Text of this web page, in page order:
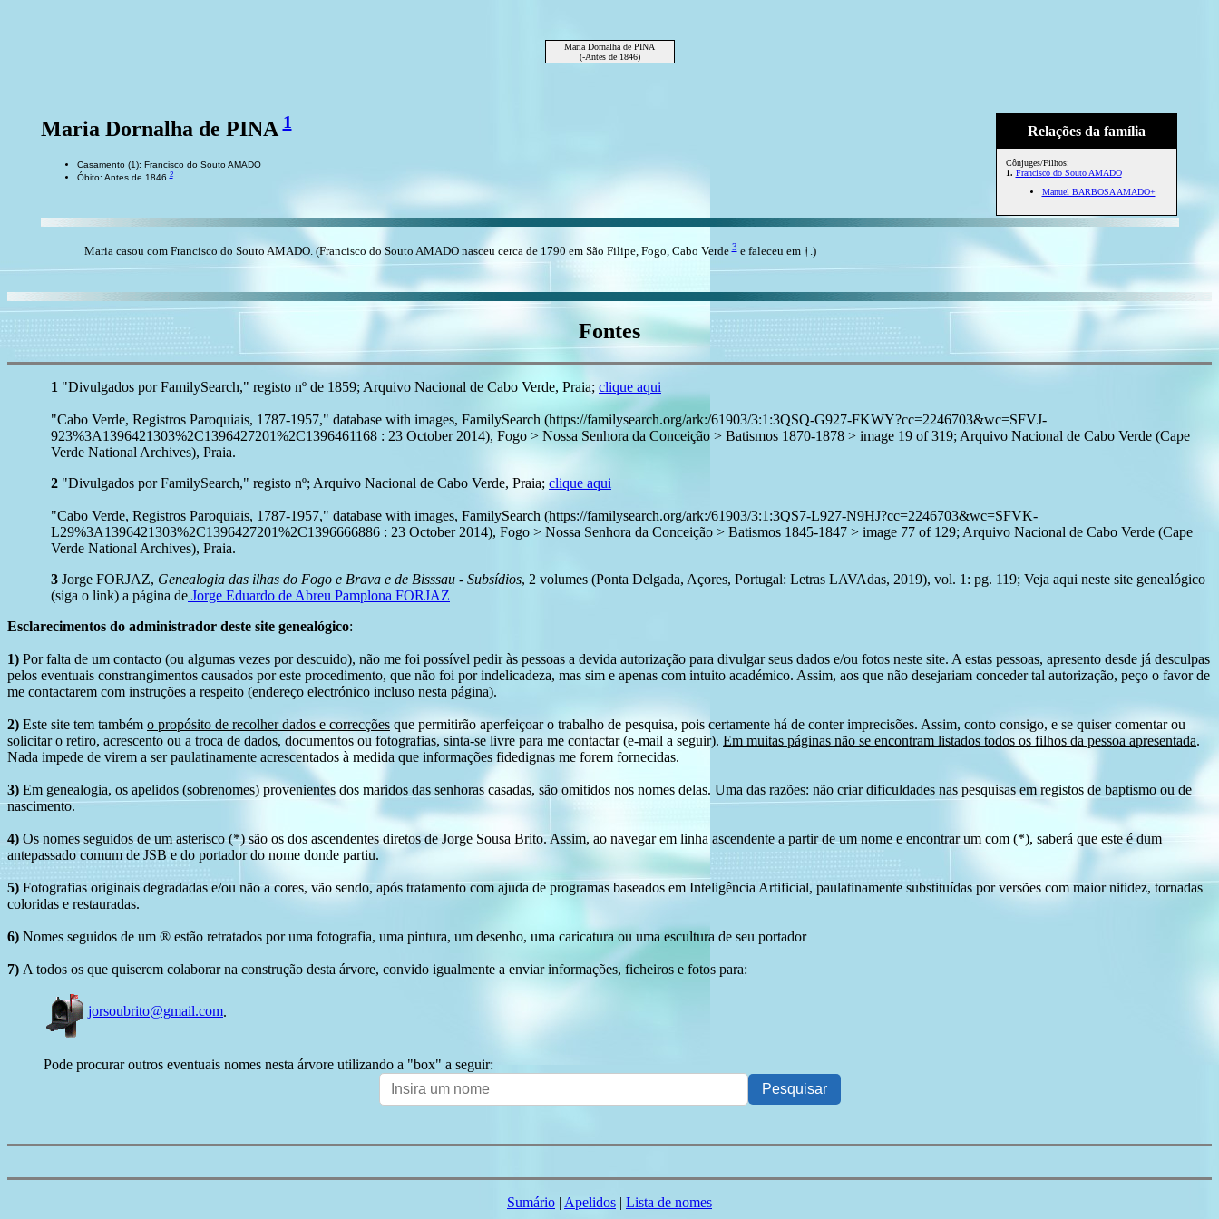
Maria Dornalha de PINA
(-Antes de 1846)
Relações da família
Cônjuges/Filhos:
1. Francisco do Souto AMADO
Manuel BARBOSA AMADO+
Maria Dornalha de PINA1
Casamento (1): Francisco do Souto AMADO
Óbito: Antes de 18462
Maria casou com Francisco do Souto AMADO. (Francisco do Souto AMADO nasceu cerca de 1790 em São Filipe, Fogo, Cabo Verde3e faleceu em †.)
Fontes
1 "Divulgados por FamilySearch," registo nº de 1859; Arquivo Nacional de Cabo Verde, Praia; clique aqui
"Cabo Verde, Registros Paroquiais, 1787-1957," database with images, FamilySearch (https://familysearch.org/ark:/61903/3:1:3QSQ-G927-FKWY?cc=2246703&wc=SFVJ-
923%3A1396421303%2C1396427201%2C1396461168 : 23 October 2014), Fogo > Nossa Senhora da Conceição > Batismos 1870-1878 > image 19 of 319; Arquivo Nacional de Cabo Verde (Cape
Verde National Archives), Praia.
2 "Divulgados por FamilySearch," registo nº; Arquivo Nacional de Cabo Verde, Praia; clique aqui
"Cabo Verde, Registros Paroquiais, 1787-1957," database with images, FamilySearch (https://familysearch.org/ark:/61903/3:1:3QS7-L927-N9HJ?cc=2246703&wc=SFVK-
L29%3A1396421303%2C1396427201%2C1396666886 : 23 October 2014), Fogo > Nossa Senhora da Conceição > Batismos 1845-1847 > image 77 of 129; Arquivo Nacional de Cabo Verde (Cape
Verde National Archives), Praia.
3 Jorge FORJAZ, Genealogia das ilhas do Fogo e Brava e de Bisssau - Subsídios, 2 volumes (Ponta Delgada, Açores, Portugal: Letras LAVAdas, 2019), vol. 1: pg. 119; Veja aqui neste site genealógico
(siga o link) a página de Jorge Eduardo de Abreu Pamplona FORJAZ
Esclarecimentos do administrador deste site genealógico:
1) Por falta de um contacto (ou algumas vezes por descuido), não me foi possível pedir às pessoas a devida autorização para divulgar seus dados e/ou fotos neste site. A estas pessoas, apresento desde já desculpas
pelos eventuais constrangimentos causados por este procedimento, que não foi por indelicadeza, mas sim e apenas com intuito académico. Assim, aos que não desejariam conceder tal autorização, peço o favor de
me contactarem com instruções a respeito (endereço electrónico incluso nesta página).
2) Este site tem também o propósito de recolher dados e correcções que permitirão aperfeiçoar o trabalho de pesquisa, pois certamente há de conter imprecisões. Assim, conto consigo, e se quiser comentar ou
solicitar o retiro, acrescento ou a troca de dados, documentos ou fotografias, sinta-se livre para me contactar (e-mail a seguir). Em muitas páginas não se encontram listados todos os filhos da pessoa apresentada.
Nada impede de virem a ser paulatinamente acrescentados à medida que informações fidedignas me forem fornecidas.
3) Em genealogia, os apelidos (sobrenomes) provenientes dos maridos das senhoras casadas, são omitidos nos nomes delas. Uma das razões: não criar dificuldades nas pesquisas em registos de baptismo ou de
nascimento.
4) Os nomes seguidos de um asterisco (*) são os dos ascendentes diretos de Jorge Sousa Brito. Assim, ao navegar em linha ascendente a partir de um nome e encontrar um com (*), saberá que este é dum
antepassado comum de JSB e do portador do nome donde partiu.
5) Fotografias originais degradadas e/ou não a cores, vão sendo, após tratamento com ajuda de programas baseados em Inteligência Artificial, paulatinamente substituídas por versões com maior nitidez, tornadas
coloridas e restauradas.
6) Nomes seguidos de um ® estão retratados por uma fotografia, uma pintura, um desenho, uma caricatura ou uma escultura de seu portador
7) A todos os que quiserem colaborar na construção desta árvore, convido igualmente a enviar informações, ficheiros e fotos para:
jorsoubrito@gmail.com
Pode procurar outros eventuais nomes nesta árvore utilizando a "box" a seguir:
Sumário | Apelidos | Lista de nomes